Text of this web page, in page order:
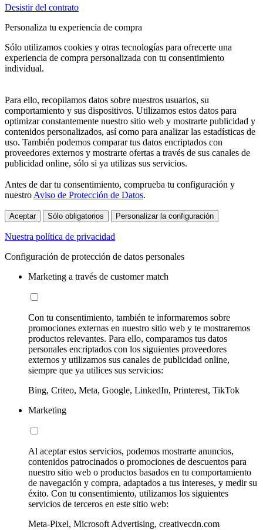
Desistir del contrato
Personaliza tu experiencia de compra
Sólo utilizamos cookies y otras tecnologías para ofrecerte una
experiencia de compra personalizada con tu consentimiento
individual.
Para ello, recopilamos datos sobre nuestros usuarios, su
comportamiento y sus dispositivos. Utilizamos estos datos para
optimizar constantemente nuestro sitio web y mostrarte publicidad y
contenidos personalizados, así como para analizar las estadísticas de
uso. También podemos comparar tus datos encriptados con
proveedores externos y mostrarte ofertas a través de sus canales de
publicidad online, sólo si ya utilizas sus servicios.
Antes de dar tu consentimiento, comprueba tu configuración y
nuestro Aviso de Protección de Datos.
Aceptar Sólo obligatorios Personalizar la configuración
Nuestra política de privacidad
Configuración de protección de datos personales
Marketing a través de customer match
Con tu consentimiento, también te informaremos sobre
promociones externas en nuestro sitio web y te mostraremos
productos relevantes. Para ello, comparamos tus datos
personales encriptados con los siguientes proveedores
externos y utilizamos sus canales de publicidad online,
siempre que ya utilices sus servicios:
Bing, Criteo, Meta, Google, LinkedIn, Printerest, TikTok
Marketing
Al aceptar estos servicios, podemos mostrarte anuncios,
contenidos patrocinados o promociones de descuentos para
nuestro sitio web o productos basados en tu comportamiento
de navegación y compra, adaptados a tus intereses, y medir su
éxito. Con tu consentimiento, utilizamos los siguientes
servicios de terceros en este sitio web:
Meta-Pixel, Microsoft Advertising, creativecdn.com